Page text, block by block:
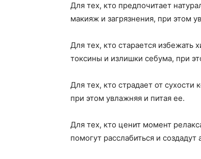
Для тех, кто предпочитает
макияж и загрязнения, при этом
Для тех, кто старается
токсины и излишки себума, при
Для тех, кто страдает от
при этом увлажняя и питая ее.
Для тех, кто ценит момент
помогут расслабиться и